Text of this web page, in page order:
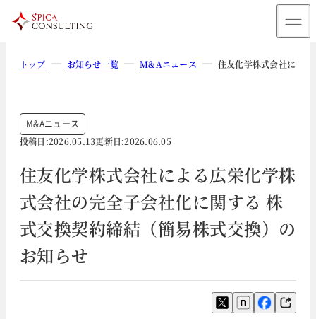
トップ お知らせ一覧 M&Aニュース 住友化学株式会社によ
M&Aニュース
投稿日:2026.05.13更新日:2026.06.05
住友化学株式会社による広栄化学株
式会社の完全子会社化に関する 株
式交換契約締結（簡易株式交換）の
お知らせ